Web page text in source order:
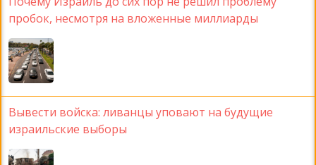
пробок, несмотря на вложенные миллиарды
Вывести войска: ливанцы уповают на будущие
израильские выборы